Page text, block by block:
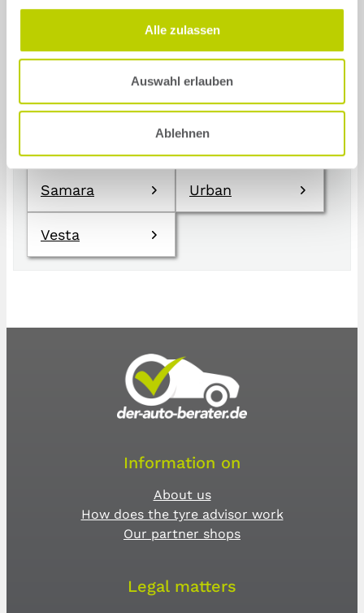
Alle zulassen
Auswahl erlauben
Ablehnen
110 110/111/112
111 1200/1600
2170 Granta
Samara Urban
Vesta
Information on
About us
How does the tyre advisor work
Our partner shops
Legal matters